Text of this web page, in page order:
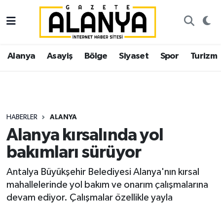
Alanya Asayiş Bölge Siyaset Spor Turizm
HABERLER ALANYA
Alanya kırsalında yol
bakımları sürüyor
Antalya Büyükşehir Belediyesi Alanya'nın kırsal
mahallelerinde yol bakım ve onarım çalışmalarına
devam ediyor. Çalışmalar özellikle yayla
Alanya
Asayiş
Siyaset
Spor
Ekonomi
İstanbul Nöbetçi Eczaneler
İstanbul Hava Durumu
Süper Lig Puan Durumu ve Fikstür
Tüm Manşetler
Haber Arşivi